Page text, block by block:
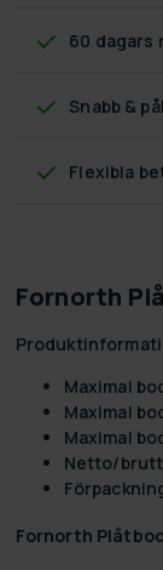
60 dagars
Snabb &
Flexibla
Fornorth
Maximal
Maximal
Maximal
Netto/
Fornorth